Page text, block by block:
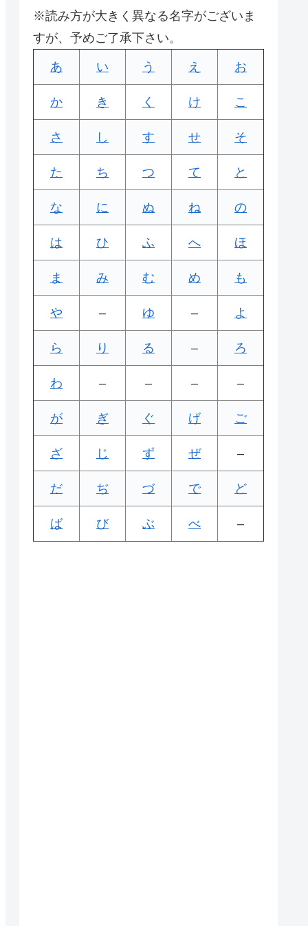
※読み方が大きく異なる名字がございま
すが、予めご了承下さい。
あ い う え お
か き く け こ
さ し す せ そ
た ち つ て と
な に ぬ ね の
は ひ ふ へ ほ
ま み む め も
や – ゆ – よ
ら り る – ろ
わ – – – –
が ぎ ぐ げ ご
ざ じ ず ぜ –
だ ぢ づ で ど
ば び ぶ べ –